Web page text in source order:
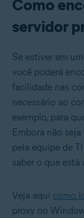
Como
servidor
Se estiver em
você poderá
facilidade nas
necessário ao
exemplo, para
Embora não
pela equipe de
saber o que
Veja aqui como
proxy no